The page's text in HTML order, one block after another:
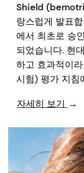
Shield
랑스럽게 발표
에서 최초로 승
되었습니다. 현
하고 효과적이
시험) 평가 지침
자세히 보기 →